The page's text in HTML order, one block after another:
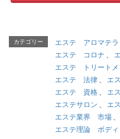
カテゴリー エステ アロマテラ
エステ コロナ 、
エステ トリートメ
エステ 法律 、 エ
エステ 資格 、 エ
エステサロン 、 エ
エステ業界 市場 、
エステ理論 ボディ